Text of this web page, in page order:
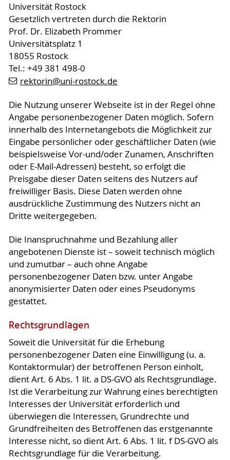
Universität Rostock
Gesetzlich vertreten durch die Rektorin
Prof. Dr. Elizabeth Prommer
Universitätsplatz 1
18055 Rostock
Tel.: +49 381 498-0
rektorin@uni-rostock.de
Die Nutzung unserer Webseite ist in der Regel ohne
Angabe personenbezogener Daten möglich. Sofern
innerhalb des Internetangebots die Möglichkeit zur
Eingabe persönlicher oder geschäftlicher Daten (wie
beispielsweise Vor-und/oder Zunamen, Anschriften
oder E-Mail-Adressen) besteht, so erfolgt die
Preisgabe dieser Daten seitens des Nutzers auf
freiwilliger Basis. Diese Daten werden ohne
ausdrückliche Zustimmung des Nutzers nicht an
Dritte weitergegeben.
Die Inanspruchnahme und Bezahlung aller
angebotenen Dienste ist – soweit technisch möglich
und zumutbar – auch ohne Angabe
personenbezogener Daten bzw. unter Angabe
anonymisierter Daten oder eines Pseudonyms
gestattet.
Rechtsgrundlagen
Soweit die Universität für die Erhebung
personenbezogener Daten eine Einwilligung (u. a.
Kontaktormular) der betroffenen Person einholt,
dient Art. 6 Abs. 1 lit. a DS-GVO als Rechtsgrundlage.
Ist die Verarbeitung zur Wahrung eines berechtigten
Interesses der Universität erforderlich und
überwiegen die Interessen, Grundrechte und
Grundfreiheiten des Betroffenen das erstgenannte
Interesse nicht, so dient Art. 6 Abs. 1 lit. f DS-GVO als
Rechtsgrundlage für die Verarbeitung.